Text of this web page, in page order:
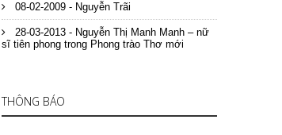
08-02-2009 - Nguyễn Trãi
28-03-2013 - Nguyễn Thị Manh Manh – nữ
sĩ tiên phong trong Phong trào Thơ mới
THÔNG BÁO